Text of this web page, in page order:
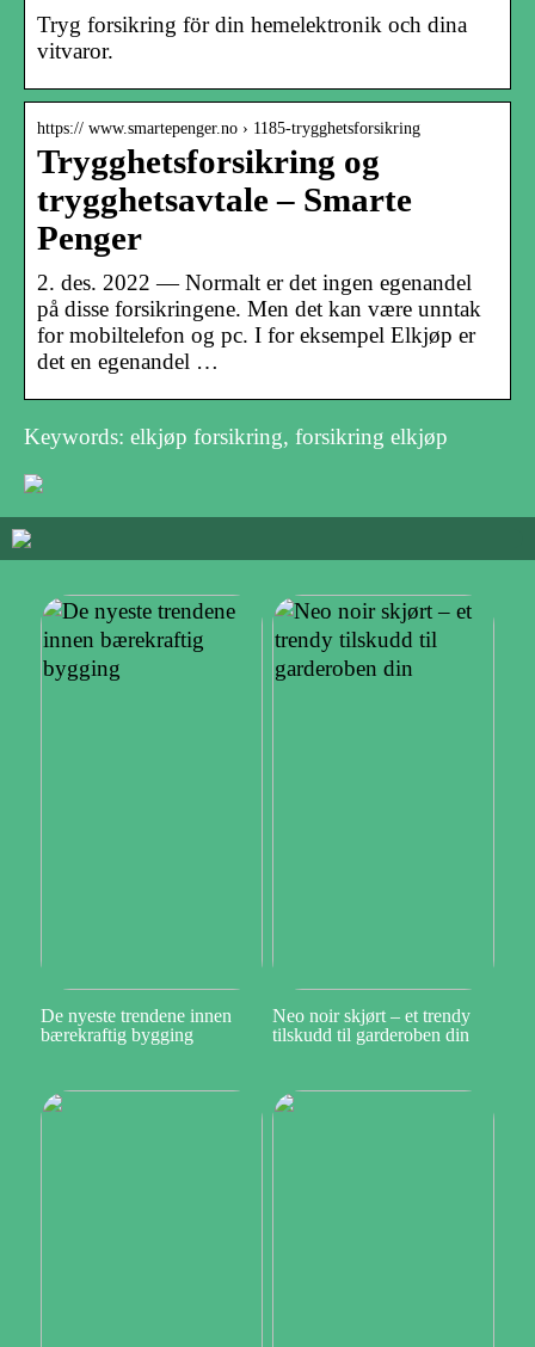
Tryg forsikring för din hemelektronik och dina
vitvaror.
https:// www.smartepenger.no › 1185-trygghetsforsikring
Trygghetsforsikring og
trygghetsavtale – Smarte
Penger
2. des. 2022 — Normalt er det ingen egenandel
på disse forsikringene. Men det kan være unntak
for mobiltelefon og pc. I for eksempel Elkjøp er
det en egenandel …
Keywords: elkjøp forsikring, forsikring elkjøp
De nyeste trendene innen
bærekraftig bygging
Neo noir skjørt – et trendy
tilskudd til garderoben din